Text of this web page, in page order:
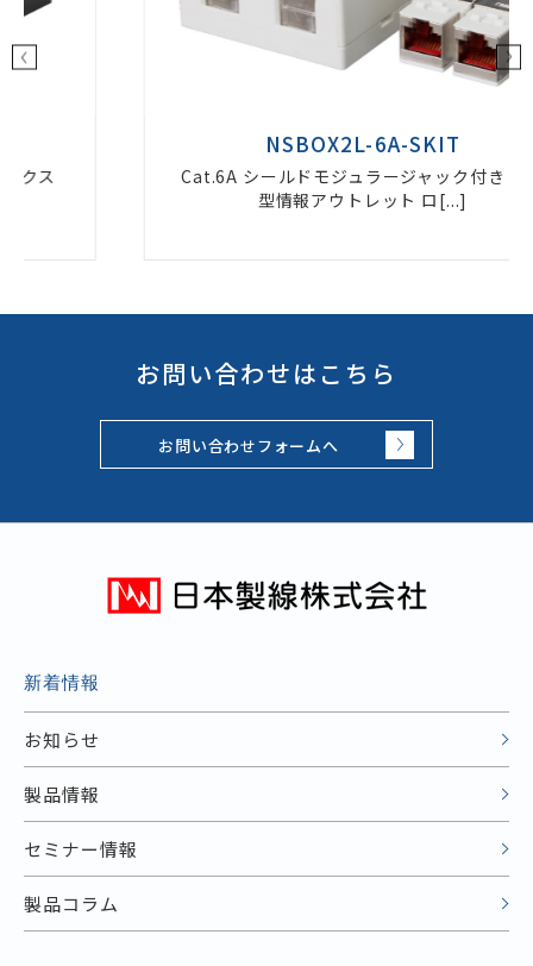
NSBOX2L-6A-SKIT
Cat.6A シールドモジュラージャック付き 露出
型情報アウトレット ロ[...]
お問い合わせはこちら
お問い合わせフォームへ
新着情報
お知らせ
製品情報
セミナー情報
製品コラム